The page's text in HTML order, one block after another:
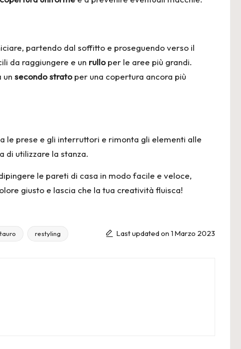
partendo dal soffitto e proseguendo verso il
da raggiungere e un rulloper le aree più grandi.
un secondo stratoper una copertura ancora più
le prese e gli interruttori e rimonta gli elementi alle
di utilizzare la stanza.
le pareti di casa in modo facile e veloce,
giusto e lascia che la tua creatività fluisca!
restyling Last updated on 1 Marzo 2023